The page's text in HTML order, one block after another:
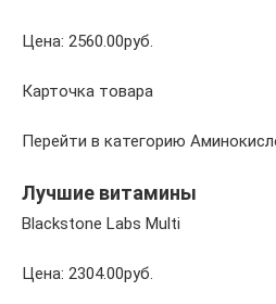
Цена: 2560.00руб.
Карточка товара
Перейти в категорию
Лучшие витамины
Blackstone Labs Multi
Цена: 2304.00руб.